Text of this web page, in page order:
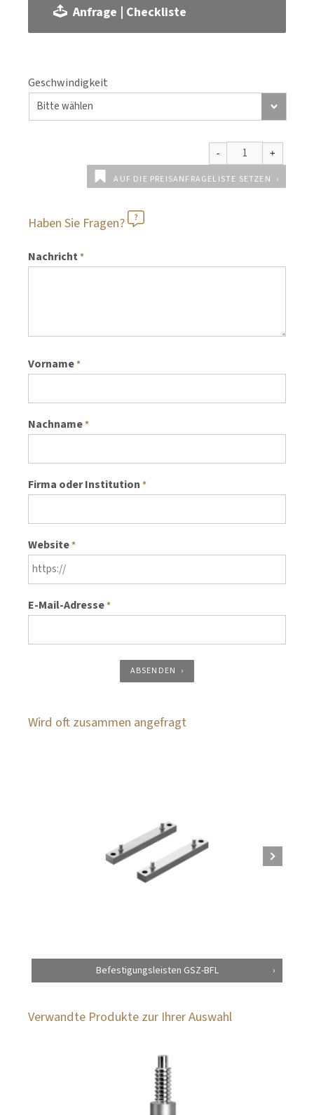
Anfrage | Checkliste
Geschwindigkeit
AUF DIE PREISANFRAGELISTE SETZEN
Haben Sie Fragen?
Nachricht*
Vorname*
Nachname*
Firma oder Institution *
Website*
E-Mail-Adresse*
ABSENDEN
Wird oft zusammen angefragt
Befestigungsleisten GSZ-BFL
Verwandte Produkte zur Ihrer Auswahl